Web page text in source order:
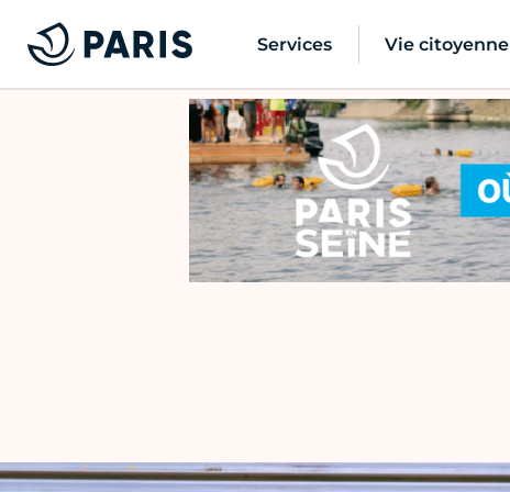
Services Vie citoyenne